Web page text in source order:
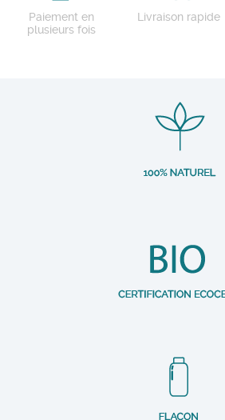
Paiement en
plusieurs fois
Livraison rapide